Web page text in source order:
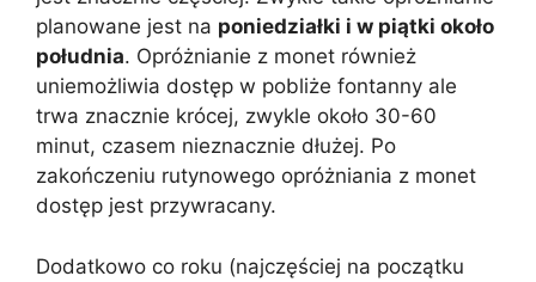
planowane jest na poniedziałki i w piątki około
południa. Opróżnianie z monet również
uniemożliwia dostęp w pobliże fontanny ale
trwa znacznie krócej, zwykle około 30-60
minut, czasem nieznacznie dłużej. Po
zakończeniu rutynowego opróżniania z monet
dostęp jest przywracany.
Dodatkowo co roku (najczęściej na początku